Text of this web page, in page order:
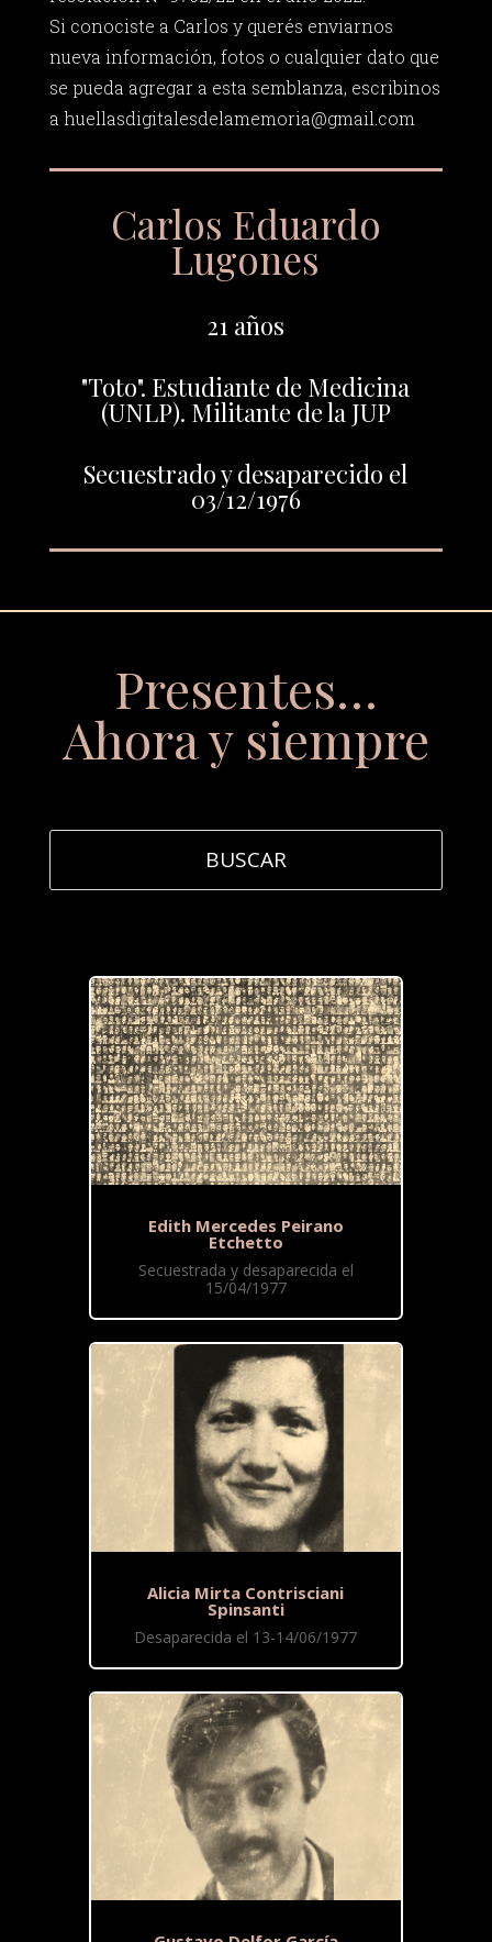
Si conociste a Carlos y querés enviarnos
nueva información, fotos o cualquier dato que
se pueda agregar a esta semblanza, escribinos
a huellasdigitalesdelamemoria@gmail.com
Carlos Eduardo
Lugones
21 años
"Toto". Estudiante de Medicina
(UNLP). Militante de la JUP
Secuestrado y desaparecido el
03/12/1976
Presentes…
Ahora y siempre
Edith Mercedes Peirano
Etchetto
Secuestrada y desaparecida el
15/04/1977
Alicia Mirta Contrisciani
Spinsanti
Desaparecida el 13-14/06/1977